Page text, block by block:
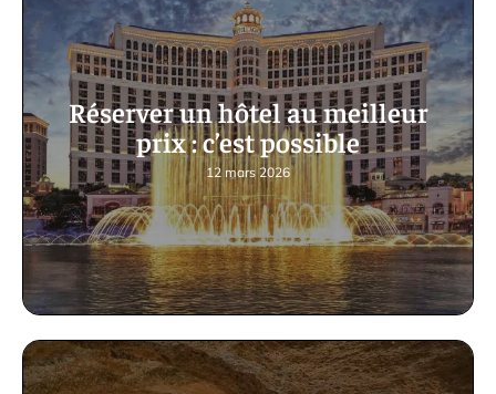
Réserver un hôtel au meilleur
prix : c’est possible
12 mars 2026